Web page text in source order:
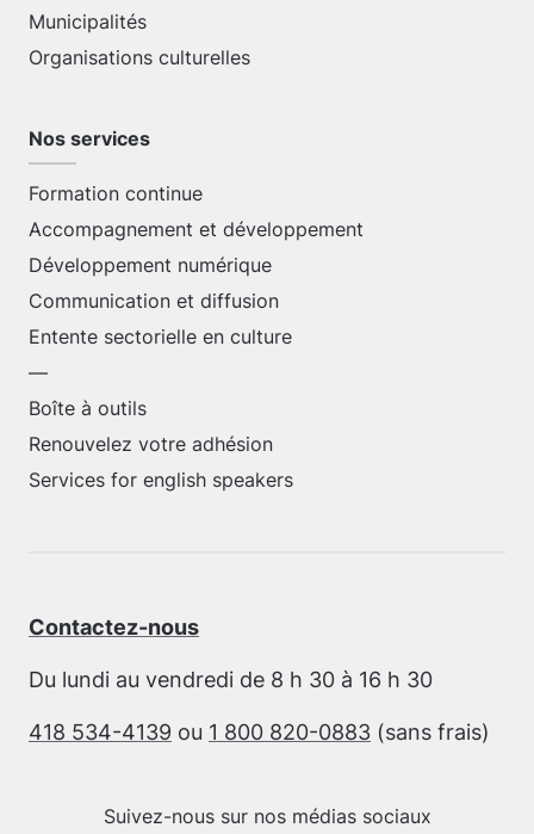
Municipalités
Organisations culturelles
Nos services
Formation continue
Accompagnement et développement
Développement numérique
Communication et diffusion
Entente sectorielle en culture
—
Boîte à outils
Renouvelez votre adhésion
Services for english speakers
Contactez-nous
Du lundi au vendredi de 8 h 30 à 16 h 30
418 534-4139 ou 1 800 820-0883 (sans frais)
Suivez-nous sur nos médias sociaux